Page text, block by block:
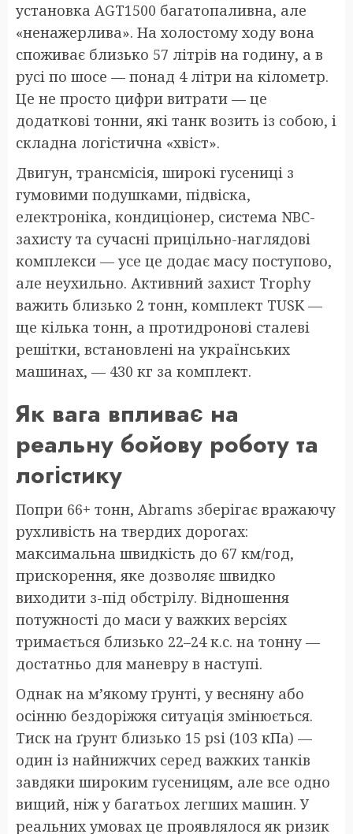
установка AGT1500 багатопаливна, але
«ненажерлива». На холостому ходу вона
споживає близько 57 літрів на годину, а в
русі по шосе — понад 4 літри на кілометр.
Це не просто цифри витрати — це
додаткові тонни, які танк возить із собою, і
складна логістична «хвіст».
Двигун, трансмісія, широкі гусениці з
гумовими подушками, підвіска,
електроніка, кондиціонер, система NBC-
захисту та сучасні прицільно-наглядові
комплекси — усе це додає масу поступово,
але неухильно. Активний захист Trophy
важить близько 2 тонн, комплект TUSK —
ще кілька тонн, а протидронові сталеві
решітки, встановлені на українських
машинах, — 430 кг за комплект.
Як вага впливає на
реальну бойову роботу та
логістику
Попри 66+ тонн, Abrams зберігає вражаючу
рухливість на твердих дорогах:
максимальна швидкість до 67 км/год,
прискорення, яке дозволяє швидко
виходити з-під обстрілу. Відношення
потужності до маси у важких версіях
тримається близько 22–24 к.с. на тонну —
достатньо для маневру в наступі.
Однак на м’якому ґрунті, у весняну або
осінню бездоріжжя ситуація змінюється.
Тиск на ґрунт близько 15 psi (103 кПа) —
один із найнижчих серед важких танків
завдяки широким гусеницям, але все одно
вищий, ніж у багатьох легших машин. У
реальних умовах це проявлялося як ризик